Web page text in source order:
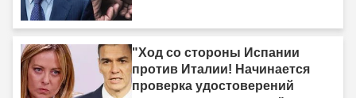
"Ход со стороны Испании
против Италии! Начинается
проверка удостоверений